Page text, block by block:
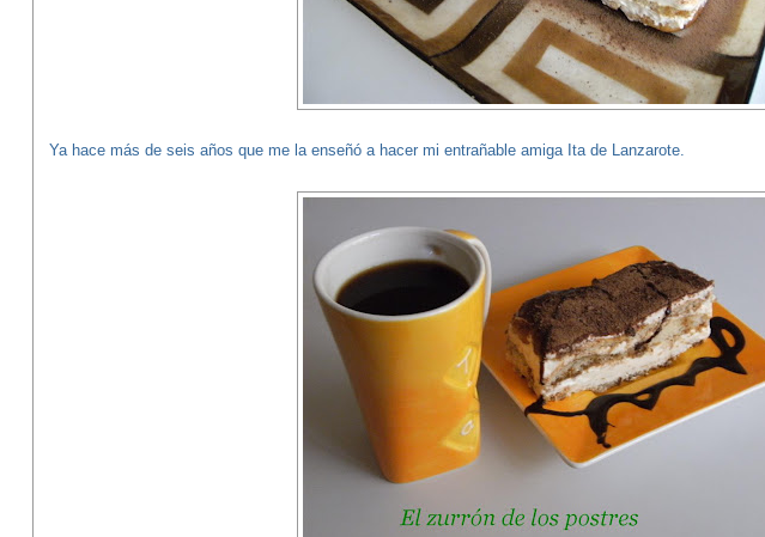
Ya hace más de seis años que me la enseñó a hacer mi entrañable amiga Ita de Lanzarote.